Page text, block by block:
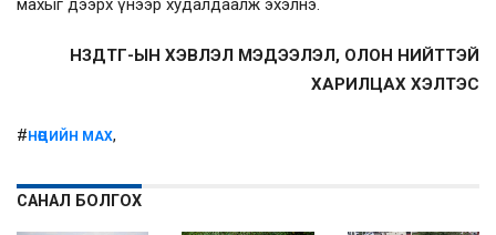
махыг дээрх үнээр худалдаалж эхэлнэ.
НЗДТГ-ЫН ХЭВЛЭЛ МЭДЭЭЛЭЛ, ОЛОН НИЙТТЭЙ
ХАРИЛЦАХ ХЭЛТЭС
# НӨӨЦИЙН МАХ,
САНАЛ БОЛГОХ